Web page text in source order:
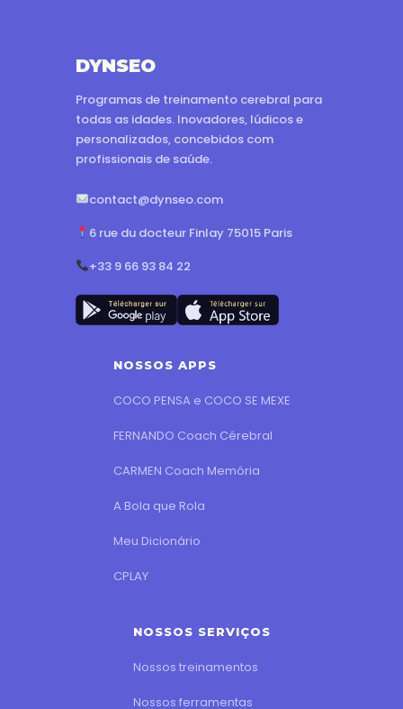
DYNSEO
Programas de treinamento cerebral para
todas as idades. Inovadores, lúdicos e
personalizados, concebidos com
profissionais de saúde.
contact@dynseo.com
6 rue du docteur Finlay 75015 Paris
+33 9 66 93 84 22
NOSSOS APPS
COCO PENSA e COCO SE MEXE
FERNANDO Coach Cérebral
CARMEN Coach Memória
A Bola que Rola
Meu Dicionário
CPLAY
NOSSOS SERVIÇOS
Nossos treinamentos
Nossos ferramentas